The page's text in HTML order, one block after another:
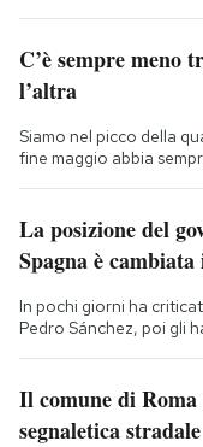
C’è sempre meno
l’altra
Siamo nel picco della
fine maggio abbia
La posizione del
Spagna è
In pochi giorni ha
Pedro Sánchez, poi gli
Il comune di Roma
segnaletica stradale